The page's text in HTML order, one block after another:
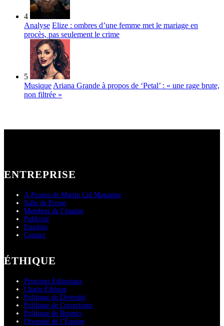
4
Analyse Elize : ombres d’une femme met le mariage en
procès, pas seulement le crime
5
Musique Ariana Grande à propos de ‘Petal’ : « une rage brute,
non filtrée »
ENTREPRISE
À Propos de Martin Cid Magazine
Salle de Presse
Membres de l’équipe
Publicité
Emplois
Contact
ÉTHIQUE
Principes Éditoriaux
Charte Éthique
Politique de Diversité
Politique de Corrections
Politique de Retours
Diversité de l’Équipe